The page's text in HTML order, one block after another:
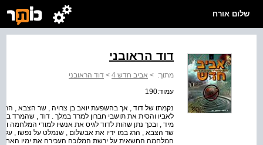
שלום אורח
דוד הראובני
מתוך: > אביב חדש 4 > דוד הראובני
עמוד:190
נקמתו של דוד , אך בהשפעת יואב בן צרויה , שר הצבא ,
לאביו והסית את תושבי חברון למרד במלך . דוד , שהמרד
מיד , ובכך נתן שהות לדוד לגיס את אנשיו למודי המלחמה
שר הצבא , הרג במו ידיו את אבשלום , שנמלט על נפשו ,
המלחמה החשאית על ירשת המלוכה העכירה את ימיו